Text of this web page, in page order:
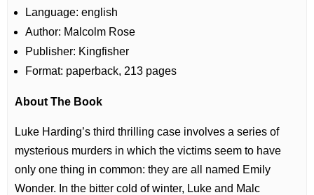
Language: english
Author: Malcolm Rose
Publisher: Kingfisher
Format: paperback, 213 pages
About The Book
Luke Harding’s third thrilling case involves a series of
mysterious murders in which the victims seem to have
only one thing in common: they are all named Emily
Wonder. In the bitter cold of winter, Luke and Malc